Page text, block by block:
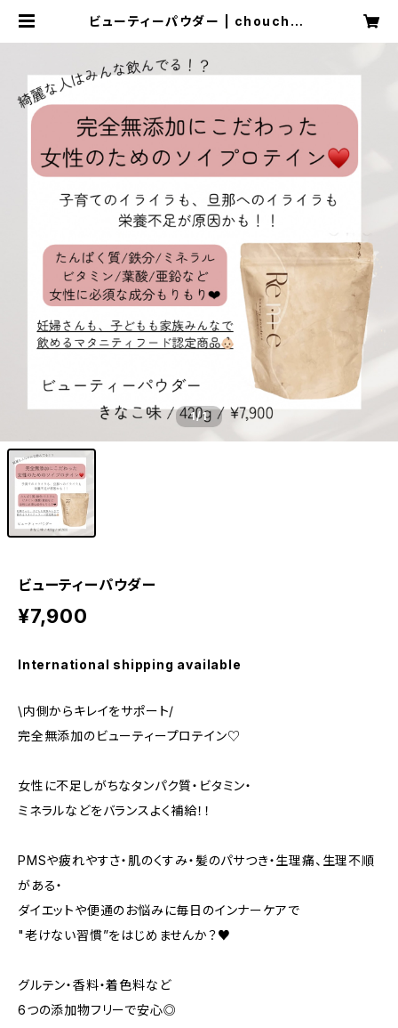
ビューティーパウダー | chouchou
1/1
ビューティーパウダー
¥7,900
International shipping available
\内側からキレイをサポート/
完全無添加のビューティープロテイン♡
女性に不足しがちなタンパク質・ビタミン・
ミネラルなどをバランスよく補給！！
PMSや疲れやすさ・肌のくすみ・髪のパサつき・生理痛、生理不順
がある・
ダイエットや便通のお悩みに毎日のインナーケアで
"老けない習慣”をはじめませんか？♥
グルテン・香料・着色料など
6つの添加物フリーで安心◎